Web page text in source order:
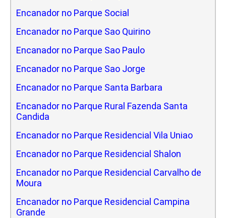
Encanador no Parque Social
Encanador no Parque Sao Quirino
Encanador no Parque Sao Paulo
Encanador no Parque Sao Jorge
Encanador no Parque Santa Barbara
Encanador no Parque Rural Fazenda Santa
Candida
Encanador no Parque Residencial Vila Uniao
Encanador no Parque Residencial Shalon
Encanador no Parque Residencial Carvalho de
Moura
Encanador no Parque Residencial Campina
Grande